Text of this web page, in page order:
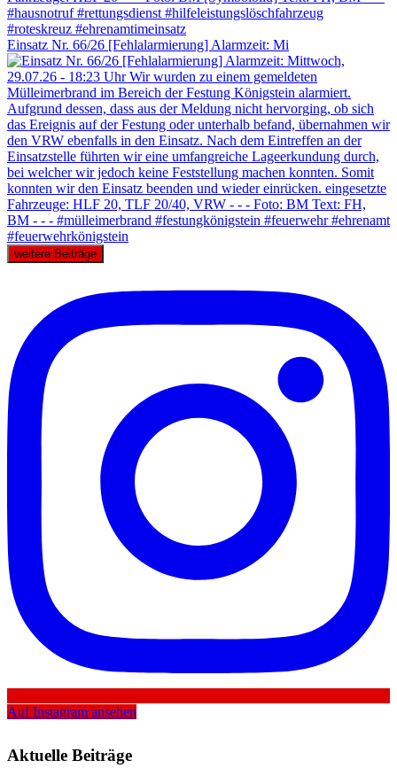
Einsatz Nr. 66/26 [Fehlalarmierung] Alarmzeit: Mi
weitere Beiträge
Auf Instagram ansehen
Aktuelle Beiträge